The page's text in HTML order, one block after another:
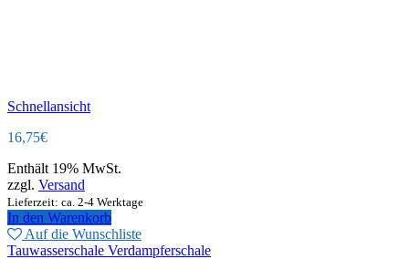
Schnellansicht
16,75€
Enthält 19% MwSt.
zzgl. Versand
Lieferzeit: ca. 2-4 Werktage
In den Warenkorb
Auf die Wunschliste
Tauwasserschale Verdampferschale